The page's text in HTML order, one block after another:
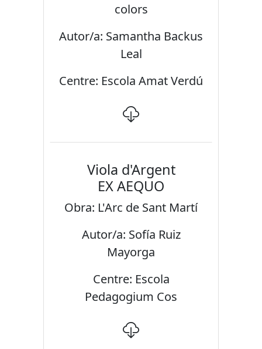
colors
Autor/a: Samantha Backus
Leal
Centre: Escola Amat Verdú
Viola d'Argent
EX AEQUO
Obra: L'Arc de Sant Martí
Autor/a: Sofía Ruiz
Mayorga
Centre: Escola
Pedagogium Cos